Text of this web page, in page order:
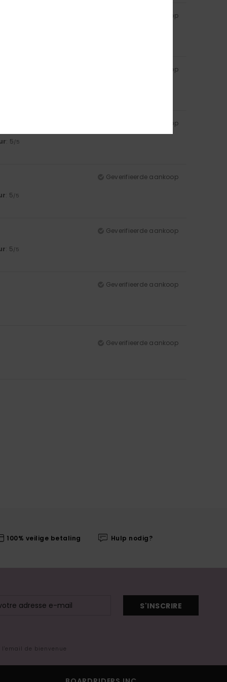
Geverifieerde aankoop
Geverifieerde aankoop
Geverifieerde aankoop
: 5/5
Geverifieerde aankoop
: 5/5
Geverifieerde aankoop
: 5/5
Geverifieerde aankoop
Geverifieerde aankoop
100% veilige betaling Hulp nodig?
S'INSCRIRE
de bienvenue